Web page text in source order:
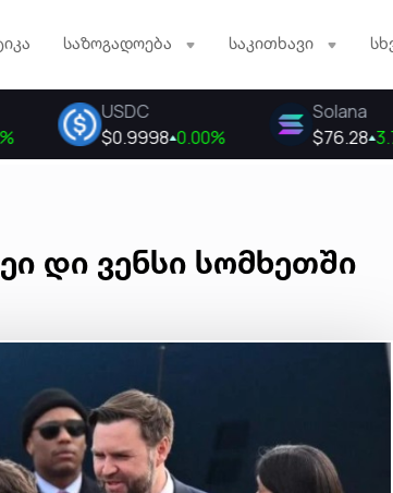
საზოგადოება საკითხავი
დი ვენსი სომხეთში